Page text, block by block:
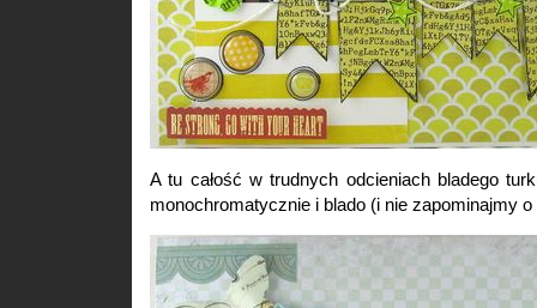
A tu całość w trudnych odcieniach bladego
monochromatycznie i blado (i nie zapominajmy